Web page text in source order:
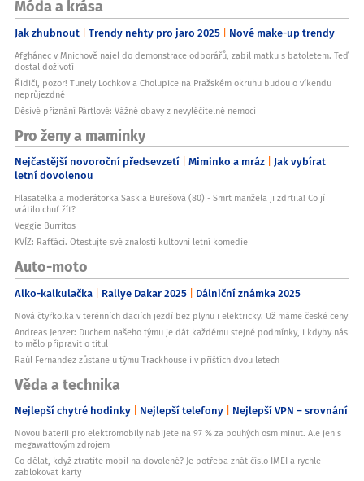
Móda a krása
Jak zhubnout Trendy nehty pro jaro 2025 Nové make-up trendy
Afghánec v Mnichově najel do demonstrace odborářů, zabil matku s batoletem. Teď
dostal doživotí
Řidiči, pozor! Tunely Lochkov a Cholupice na Pražském okruhu budou o víkendu
neprůjezdné
Děsivé přiznání Pártlové: Vážné obavy z nevyléčitelné nemoci
Pro ženy a maminky
Nejčastější novoroční předsevzetí Miminko a mráz Jak vybírat
letní dovolenou
Hlasatelka a moderátorka Saskia Burešová (80) - Smrt manžela ji zdrtila! Co jí
vrátilo chuť žít?
Veggie Burritos
KVÍZ: Rafťáci. Otestujte své znalosti kultovní letní komedie
Auto-moto
Alko-kalkulačka Rallye Dakar 2025 Dálniční známka 2025
Nová čtyřkolka v terénních daciích jezdí bez plynu i elektricky. Už máme české ceny
Andreas Jenzer: Duchem našeho týmu je dát každému stejné podmínky, i kdyby nás
to mělo připravit o titul
Raúl Fernandez zůstane u týmu Trackhouse i v příštích dvou letech
Věda a technika
Nejlepší chytré hodinky Nejlepší telefony Nejlepší VPN – srovnání
Novou baterii pro elektromobily nabijete na 97 % za pouhých osm minut. Ale jen s
megawattovým zdrojem
Co dělat, když ztratíte mobil na dovolené? Je potřeba znát číslo IMEI a rychle
zablokovat karty